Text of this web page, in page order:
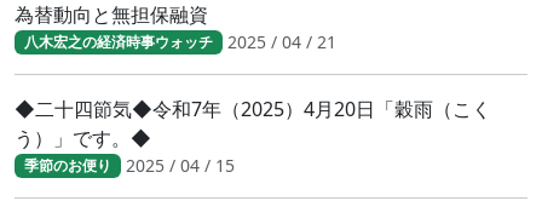
為替動向と無担保融資
八木宏之の経済時事ウォッチ 2025 / 04 / 21
◆二十四節気◆令和7年（2025）4月20日「穀雨（こく
う）」です。◆
季節のお便り 2025 / 04 / 15